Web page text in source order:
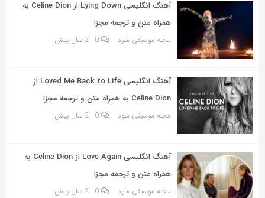
آهنگ انگلیسی Lying Down از Celine Dion به
همراه متن و ترجمه مجزا
مجله موسیقی ملود 0 2 سال پیش
آهنگ انگلیسی Loved Me Back to Life از
Celine Dion به همراه متن و ترجمه مجزا
مجله موسیقی ملود 0 2 سال پیش
آهنگ انگلیسی Love Again از Celine Dion به
همراه متن و ترجمه مجزا
مجله موسیقی ملود 0 2 سال پیش